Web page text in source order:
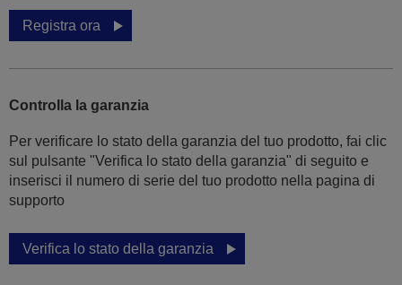
Registra ora
Controlla la garanzia
Per verificare lo stato della garanzia del tuo prodotto, fai clic
sul pulsante "Verifica lo stato della garanzia" di seguito e
inserisci il numero di serie del tuo prodotto nella pagina di
supporto
Verifica lo stato della garanzia